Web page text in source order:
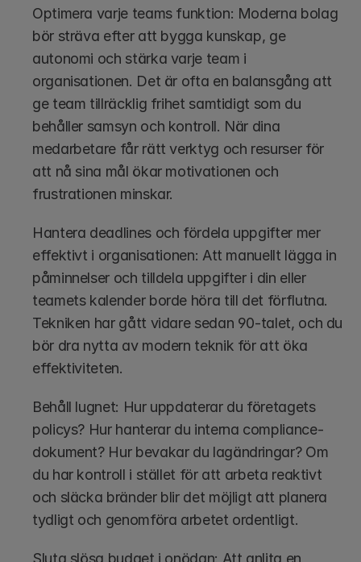
Optimera varje teams funktion: Moderna bolag
bör sträva efter att bygga kunskap, ge
autonomi och stärka varje team i
organisationen. Det är ofta en balansgång att
ge team tillräcklig frihet samtidigt som du
behåller samsyn och kontroll. När dina
medarbetare får rätt verktyg och resurser för
att nå sina mål ökar motivationen och
frustrationen minskar.
Hantera deadlines och fördela uppgifter mer
effektivt i organisationen: Att manuellt lägga in
påminnelser och tilldela uppgifter i din eller
teamets kalender borde höra till det förflutna.
Tekniken har gått vidare sedan 90-talet, och du
bör dra nytta av modern teknik för att öka
effektiviteten.
Behåll lugnet: Hur uppdaterar du företagets
policys? Hur hanterar du interna compliance-
dokument? Hur bevakar du lagändringar? Om
du har kontroll i stället för att arbeta reaktivt
och släcka bränder blir det möjligt att planera
tydligt och genomföra arbetet ordentligt.
Sluta slösa budget i onödan: Att anlita en